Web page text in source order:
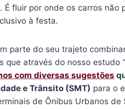
fluir por onde os carros não
à festa.
parte do seu trajeto
que através do nosso estudo “
com diversas sugestões
e Trânsito (SMT) para o
de Ônibus Urbanos de